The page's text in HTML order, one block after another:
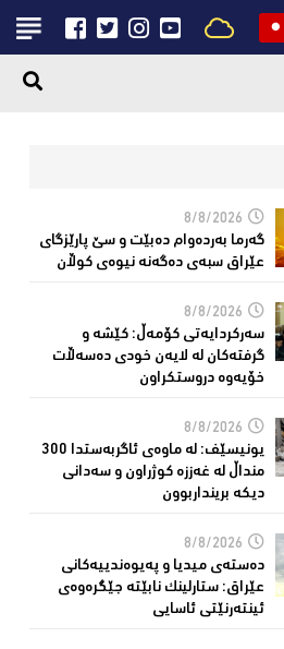
●
8/8/2026
گەرما بەردەوام دەبێت و سێ پارێزگای
عێراق سبەی دەگەنە نیوەی كوڵان
8/8/2026
سەركردایەتی كۆمەڵ: كێشە و
گرفتەكان لە لایەن خودی دەسەڵات
خۆیەوە دروستكراون
8/8/2026
یونیسێف: لە ماوەی ئاگربەستدا 300
منداڵ لە غەززە كوژراون و سەدانی
دیكە برینداربوون
8/8/2026
دەستەی میدیا و پەیوەندییەكانی
عێراق: ستارلینك نابێتە جێگرەوەی
ئینتەرنێتی ئاسایی